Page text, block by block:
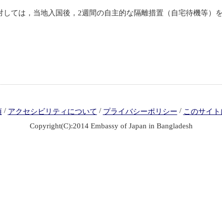
は，当地入国後，2週間の自主的な隔離措置（自宅待機等）
/ アクセシビリティについて / プライバシーポリシー / このサイ
Copyright(C):2014 Embassy of Japan in Bangladesh